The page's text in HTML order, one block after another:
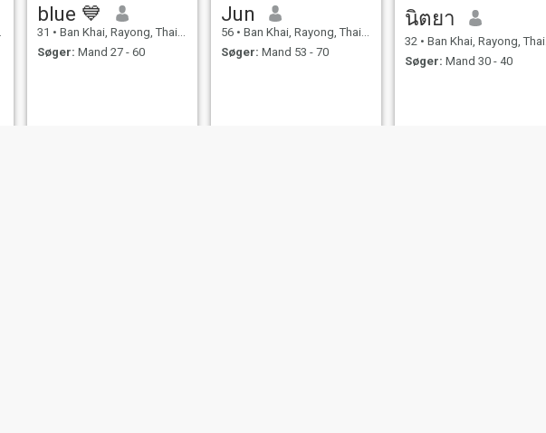
blue 💙
31 • Ban Khai, Rayong, Thailand
Søger: Mand 27 - 60
Jun
56 • Ban Khai, Rayong, Thailand
Søger: Mand 53 - 70
นิตยา
32 • Ban Khai, Rayong, Thailand
Søger: Mand 30 - 40